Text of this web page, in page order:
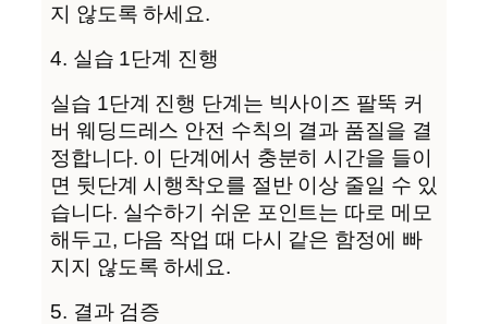
지 않도록 하세요.
4. 실습 1단계 진행
실습 1단계 진행 단계는 빅사이즈 팔뚝 커
버 웨딩드레스 안전 수칙의 결과 품질을 결
정합니다. 이 단계에서 충분히 시간을 들이
면 뒷단계 시행착오를 절반 이상 줄일 수 있
습니다. 실수하기 쉬운 포인트는 따로 메모
해두고, 다음 작업 때 다시 같은 함정에 빠
지지 않도록 하세요.
5. 결과 검증